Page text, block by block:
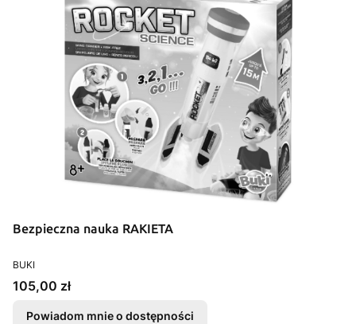
Bezpieczna nauka RAKIETA
PRODUCENT
BUKI
Cena
105,00 zł
Powiadom mnie o dostępności